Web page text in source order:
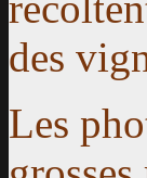
des
Les